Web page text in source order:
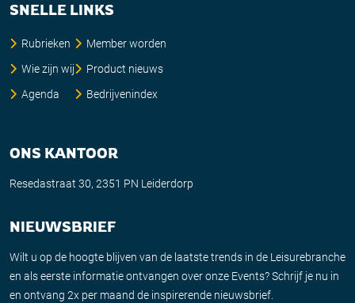
SNELLE LINKS
Rubrieken
Wie zijn wij
Agenda
Member worden
Product nieuws
Bedrijvenindex
ONS KANTOOR
Resedastraat 30, 2351 PN Leiderdorp
NIEUWSBRIEF
Wilt u op de hoogte blijven van de laatste trends in de Leisurebranche
en als eerste informatie ontvangen over onze Events? Schrijf je nu in
en ontvang 2x per maand de inspirerende nieuwsbrief.